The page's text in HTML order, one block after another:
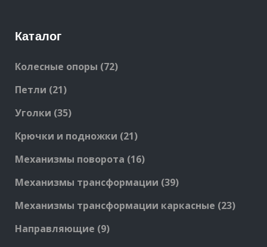
Каталог
Колесные опоры 7272
Петли 2121
Уголки 3535
Крючки и подножки 2121
Механизмы поворота 1616
Механизмы трансформации 3939
Механизмы трансформации каркасные 2323
Направляющие 99